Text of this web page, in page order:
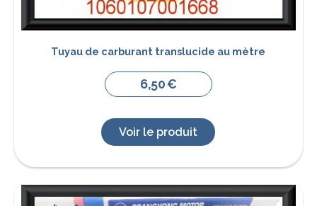
Tuyau de carburant translucide au mètre
6,50€
Voir le produit